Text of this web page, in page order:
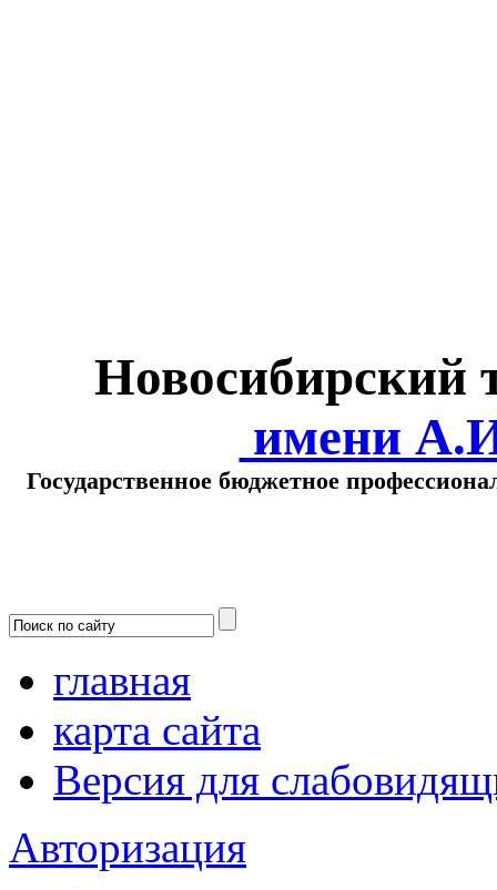
Новосибирский
имени
Государственное бюджетное
главная
карта сайта
Версия для
Авторизация